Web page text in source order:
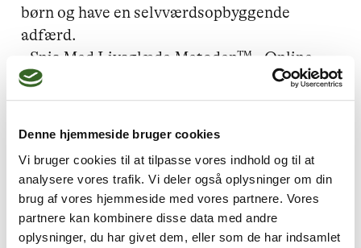
Denne hjemmeside bruger cookies
Vi bruger cookies til at tilpasse vores indhold og til at
analysere vores trafik. Vi deler også oplysninger om din
brug af vores hjemmeside med vores partnere. Vores
partnere kan kombinere disse data med andre
oplysninger, du har givet dem, eller som de har indsamlet
børn og have en selvværdsopbyggende
adfærd.
- Spis Med Livsglæde Metoden™ - Online
forløb til dig, der ønsker at stoppe
overspisning og i stedet spise med
livsglæde.
spædbørn, børn, unge, voksne og familier.
- Jeg benytter adskillige metoder herunder
EFT, sandplay, spædbarnsterapi, andre
opstillingsmetoderne og meget mere.